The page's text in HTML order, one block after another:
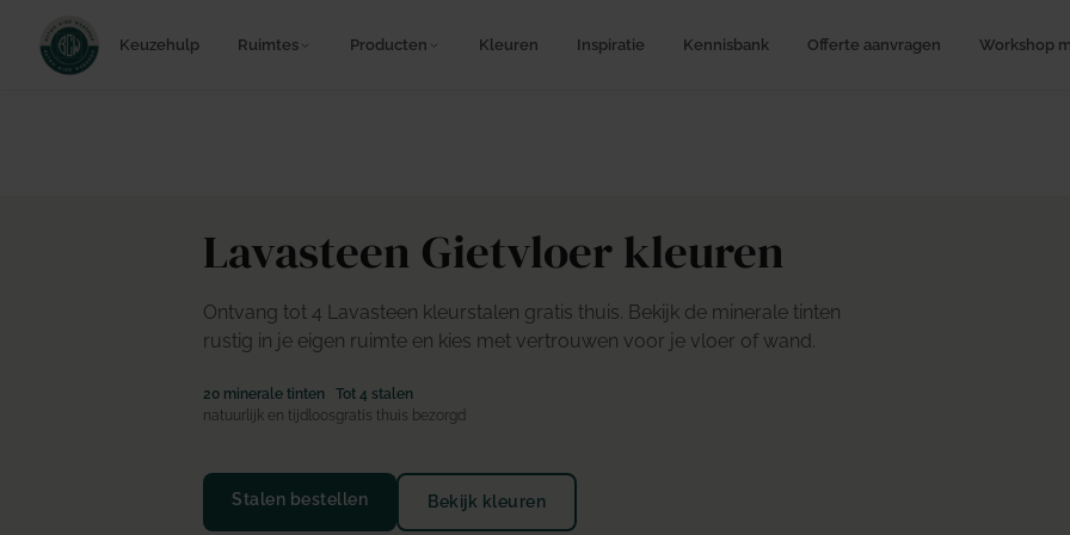
Keuzehulp Ruimtes Producten Kleuren Inspiratie Kennisbank Offerte aanvragen Workshop
Lavasteen Gietvloer kleuren
Ontvang tot 4 Lavasteen kleurstalen gratis thuis. Bekijk de minerale tinten
rustig in je eigen ruimte en kies met vertrouwen voor je vloer of wand.
20 minerale tinten
natuurlijk en tijdloos
Tot 4 stalen
gratis thuis bezorgd
Stalen bestellen Bekijk kleuren